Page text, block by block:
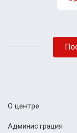
О центре
Администрация